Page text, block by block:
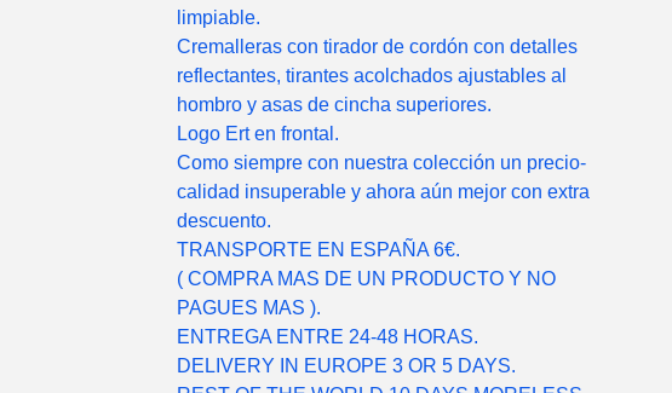
limpiable.
Cremalleras con tirador de cordón con detalles
reflectantes, tirantes acolchados ajustables al
hombro y asas de cincha superiores.
Logo Ert en frontal.
Como siempre con nuestra colección un precio-
calidad insuperable y ahora aún mejor con extra
descuento.
TRANSPORTE EN ESPAÑA 6€.
( COMPRA MAS DE UN PRODUCTO Y NO
PAGUES MAS ).
ENTREGA ENTRE 24-48 HORAS.
DELIVERY IN EUROPE 3 OR 5 DAYS.